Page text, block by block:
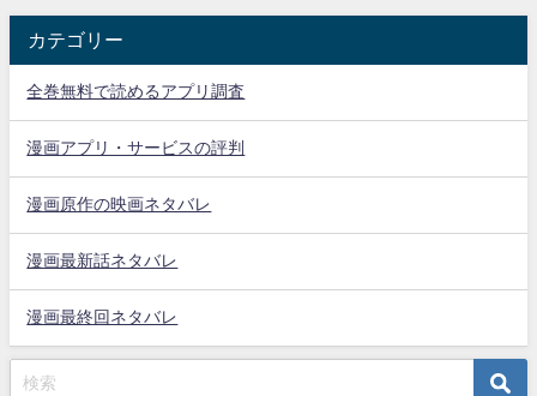
カテゴリー
全巻無料で読めるアプリ調査
漫画アプリ・サービスの評判
漫画原作の映画ネタバレ
漫画最新話ネタバレ
漫画最終回ネタバレ